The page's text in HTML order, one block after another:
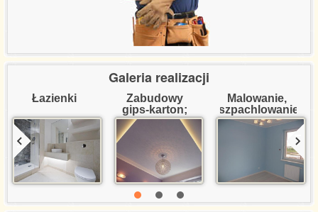
Galeria realizacji
Łazienki
Zabudowy
gips-karton;
dekoracje
Malowanie,
szpachlowanie